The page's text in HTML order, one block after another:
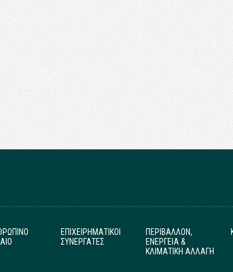
ΕΠΙΧΕΙΡΗΜΑΤΙΚΟΙ
ΣΥΝΕΡΓΑΤΕΣ
ΠΕΡΙΒΑΛΛΟΝ,
ΕΝΕΡΓΕΙΑ &
ΚΛΙΜΑΤΙΚΗ ΑΛΛΑΓΗ